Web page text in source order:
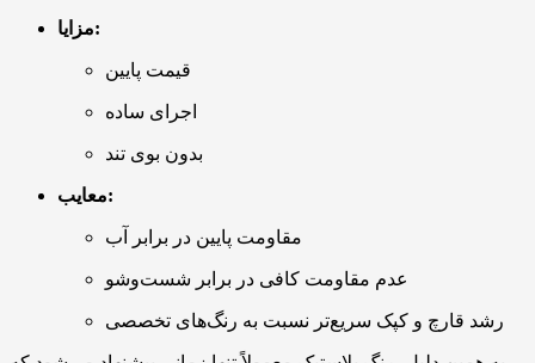
مزایا:
قیمت پایین
اجرای ساده
بدون بوی تند
معایب:
مقاومت پایین در برابر آب
عدم مقاومت کافی در برابر شست‌وشو
رشد قارچ و کپک سریع‌تر نسبت به رنگ‌های تخصصی